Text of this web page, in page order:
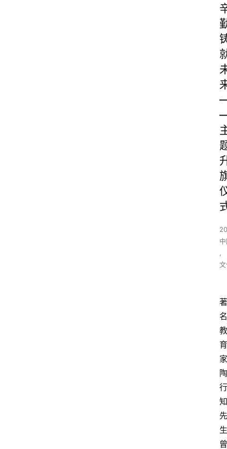
,
著
名
教
育
家
陶
行
知
先
生
曾